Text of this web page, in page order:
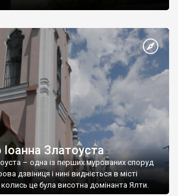
Златоуста
– одна із перших мурованих споруд
дзвіниця і нині видніється в місті
це була висотна домінанта Ялти.